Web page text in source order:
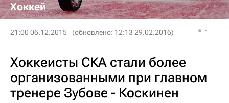
Хоккей
21:00 06.12.2015 (обновлено: 12:13 29.02.2016)
Хоккеисты СКА стали более
организованными при главном
тренере Зубове - Коскинен